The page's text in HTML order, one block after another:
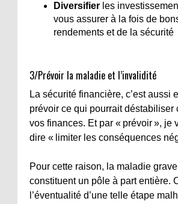
Diversifier les
vous assurer à la fois de
rendements et de la sécurité
3/Prévoir la maladie et l’invalidité
La sécurité financière, c’est aussi
prévoir ce qui pourrait déstabiliser
vos finances. Et par « prévoir », je
dire « limiter les conséquences
Pour cette raison, la maladie
constituent un pôle à part entière.
l’éventualité d’une telle étape